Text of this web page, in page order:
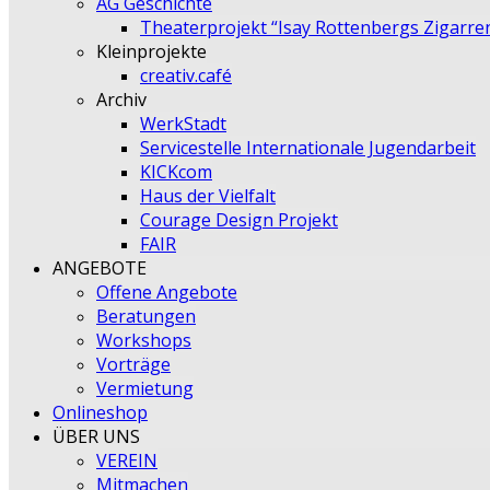
Theaterprojekt “Isay Rottenbergs
Kleinprojekte
creativ.café
Archiv
WerkStadt
Servicestelle Internationale Jugendarbeit
KICKcom
Haus der Vielfalt
Courage Design Projekt
FAIR
ANGEBOTE
Offene Angebote
Beratungen
Workshops
Vorträge
Vermietung
Onlineshop
ÜBER UNS
VEREIN
Mitmachen